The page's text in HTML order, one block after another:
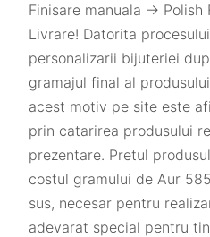
Finisare manuala ->
Livrare! Datorita
personalizarii bijuteriei
gramajul final al
acest motiv pe site este
prin catarirea produsului
prezentare. Pretul
costul gramului de Aur
sus, necesar pentru
adevarat special pentru